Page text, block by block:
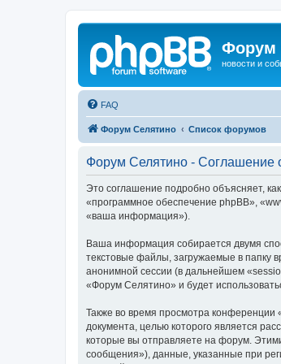
Форум
новости и
FAQ
Форум Селятино Список форумов
Форум Селятино - Соглашение
Это соглашение подробно объясняет,
«программное обеспечение phpBB»,
«ваша информация»).
Ваша информация собирается двумя
текстовые файлы, загружаемые в папку
анонимной сессии (в дальнейшем
«Форум Селятино» и будет
Также во время просмотра
документа, целью которого является
которые вы отправляете на форум.
сообщения»), данные, указанные при